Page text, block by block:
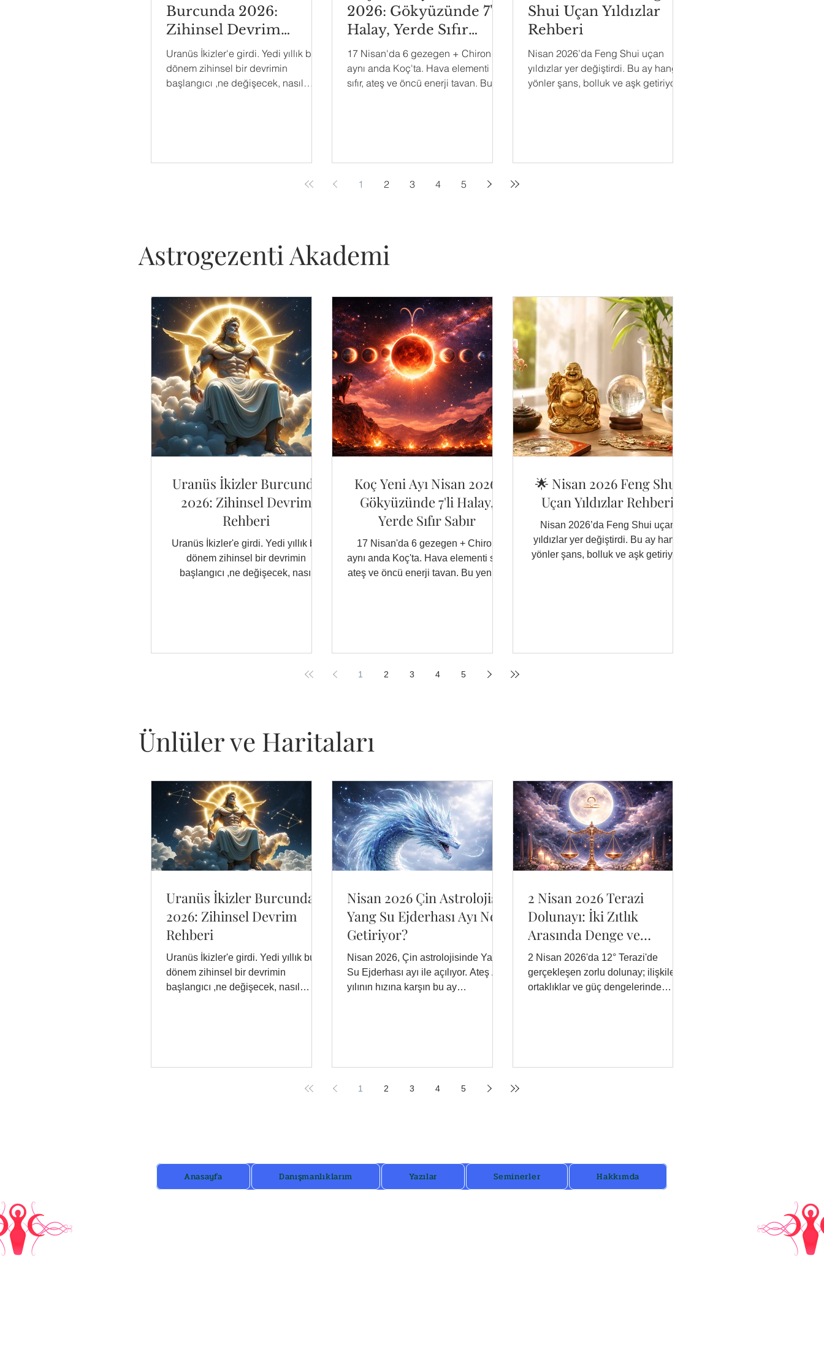
Burcunda 2026:
Zihinsel Devrim
Rehberi
Uranüs İkizler'e girdi. Yedi yıllık bu
dönem zihinsel bir devrimin
başlangıcı ,ne değişecek, nasıl
2026: Gökyüzünde 7'li
Halay, Yerde Sıfır
Sabır
17 Nisan'da 6 gezegen + Chiron
aynı anda Koç'ta. Hava elementi
sıfır, ateş ve öncü enerji tavan. Bu
Shui Uçan Yıldızlar
Rehberi
Nisan 2026’da Feng Shui uçan
yıldızlar yer değiştirdi. Bu ay hangi
yönler şans, bolluk ve aşk getiriyor;
1 2 3 4 5
Astrogezenti Akademi
Uranüs İkizler Burcunda
2026: Zihinsel Devrim
Rehberi
Uranüs İkizler'e girdi. Yedi yıllık bu
dönem zihinsel bir devrimin
başlangıcı ,ne değişecek, nasıl
Koç Yeni Ayı Nisan 2026:
Gökyüzünde 7'li Halay,
Yerde Sıfır Sabır
17 Nisan'da 6 gezegen + Chiron
aynı anda Koç'ta. Hava elementi sıfır,
ateş ve öncü enerji tavan. Bu yeni ay
🌟 Nisan 2026 Feng Shui
Uçan Yıldızlar Rehberi
Nisan 2026’da Feng Shui uçan
yıldızlar yer değiştirdi. Bu ay hangi
yönler şans, bolluk ve aşk getiriyor;
1 2 3 4 5
Ünlüler ve Haritaları
Uranüs İkizler Burcunda
2026: Zihinsel Devrim
Rehberi
Uranüs İkizler'e girdi. Yedi yıllık bu
dönem zihinsel bir devrimin
başlangıcı ,ne değişecek, nasıl
Nisan 2026 Çin Astrolojisi:
Yang Su Ejderhası Ayı Ne
Getiriyor?
Nisan 2026, Çin astrolojisinde Yang
Su Ejderhası ayı ile açılıyor. Ateş At
yılının hızına karşın bu ay
2 Nisan 2026 Terazi
Dolunayı: İki Zıtlık
Arasında Denge ve
Dönüşüm
2 Nisan 2026'da 12° Terazi'de
gerçekleşen zorlu dolunay; ilişkiler,
ortaklıklar ve güç dengelerinde
1 2 3 4 5
Anasayfa Danışmanlıklarım Yazılar Seminerler Hakkımda